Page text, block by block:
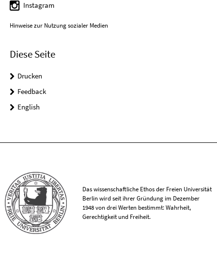
Instagram
Hinweise zur Nutzung sozialer Medien
Diese Seite
Drucken
Feedback
English
Das wissenschaftliche Ethos der Freien Universität
Berlin wird seit ihrer Gründung im Dezember
1948 von drei Werten bestimmt: Wahrheit,
Gerechtigkeit und Freiheit.